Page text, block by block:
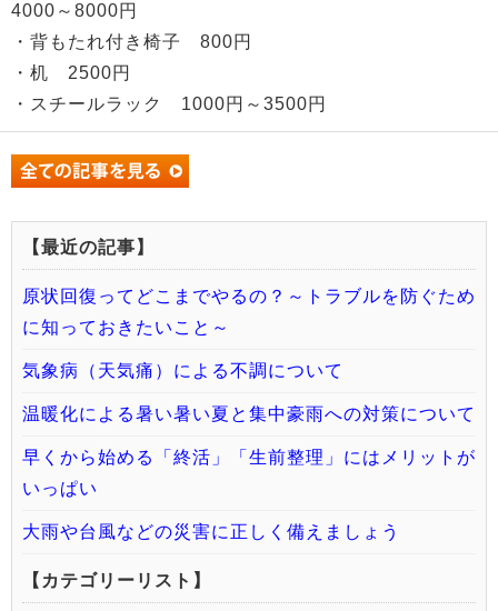
4000～8000円
・背もたれ付き椅子 800円
・机 2500円
・スチールラック 1000円～3500円
【最近の記事】
原状回復ってどこまでやるの？～トラブルを防ぐため
に知っておきたいこと～
気象病（天気痛）による不調について
温暖化による暑い暑い夏と集中豪雨への対策について
早くから始める「終活」「生前整理」にはメリットが
いっぱい
大雨や台風などの災害に正しく備えましょう
【カテゴリーリスト】